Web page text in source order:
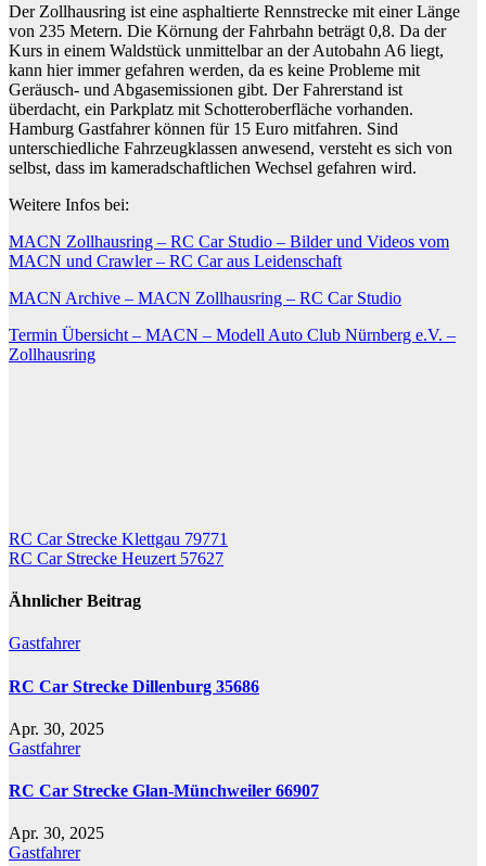
Der Zollhausring ist eine asphaltierte Rennstrecke mit einer Länge
von 235 Metern. Die Körnung der Fahrbahn beträgt 0,8. Da der
Kurs in einem Waldstück unmittelbar an der Autobahn A6 liegt,
kann hier immer gefahren werden, da es keine Probleme mit
Geräusch- und Abgasemissionen gibt. Der Fahrerstand ist
überdacht, ein Parkplatz mit Schotteroberfläche vorhanden.
Hamburg Gastfahrer können für 15 Euro mitfahren. Sind
unterschiedliche Fahrzeugklassen anwesend, versteht es sich von
selbst, dass im kameradschaftlichen Wechsel gefahren wird.
Weitere Infos bei:
MACN Zollhausring – RC Car Studio – Bilder und Videos vom
MACN und Crawler – RC Car aus Leidenschaft
MACN Archive – MACN Zollhausring – RC Car Studio
Termin Übersicht – MACN – Modell Auto Club Nürnberg e.V. –
Zollhausring
Beitragsnavigation
RC Car Strecke Klettgau 79771
RC Car Strecke Heuzert 57627
Ähnlicher Beitrag
Gastfahrer
RC Car Strecke Dillenburg 35686
Apr. 30, 2025
Gastfahrer
RC Car Strecke Glan-Münchweiler 66907
Apr. 30, 2025
Gastfahrer